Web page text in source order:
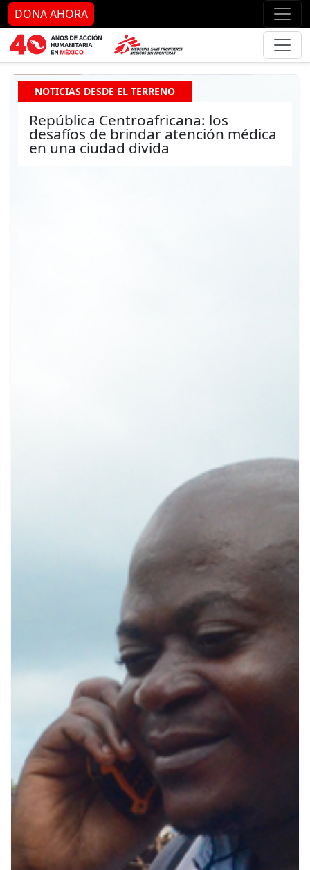
Ir al contenido principal Ir
DONA AHORA
NOTICIAS DESDE EL TERRENO
República Centroafricana: los
desafíos de brindar atención médica
en una ciudad divida